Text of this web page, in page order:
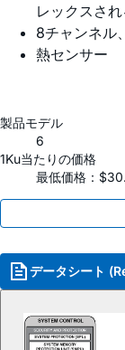
レックスされ
8チャンネル
熱センサー
製品モデル
6
1Ku当たりの価格
最低価格：
データシート